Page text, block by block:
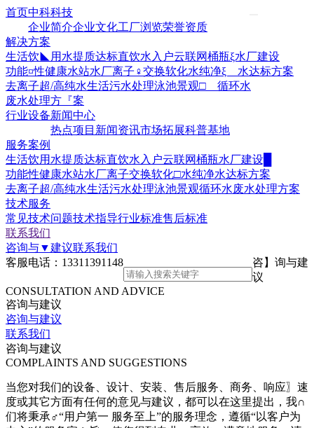
首页中科科技
企业简介企业文化工厂浏览荣誉资质
解决方案
生活饮◣用水提质达标直饮水入户云联网桶瓶ξ水厂建设
功能¤性健康水站水厂离子♀交换软化水纯净ξ 水达标方案
去离子超/高纯水生活污水处理泳池景观□ 循环水
废水处理方『案
行业设备新闻中心
热点项目 新闻资讯市场拓展科普基地
服务案例
生活饮用水提质达标直饮水入户云联网桶瓶水厂建设█
功能性健康水站水厂离子交换软化□水纯净水达标方案
去离子超/高纯水生活污水处理泳池景观循环水废水处理方案
技术服务
常见技术问题技术指导行业标准售后标准
联系我们
咨询与▼建议联系我们
客服电话： 13311391148
咨】询与建
议
CONSULTATION AND ADVICE
咨询与建议
咨询与建议
联系我们
咨询与建议
COMPLAINTS AND SUGGESTIONS
当您对我们的设备、设计、安装、售后服务、商务、响应〗速
度或其它方面有任何的意见与建议，都可以在这里提出，我∩
们将秉承♂“用户第一 服务至上”的服务理念，遵循“以客户为